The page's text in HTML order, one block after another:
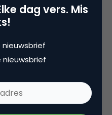
dag vers. Mis
nieuwsbrief
nieuwsbrief